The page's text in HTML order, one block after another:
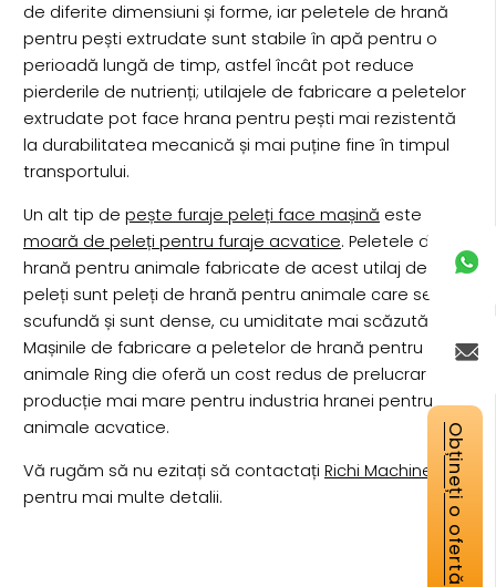
de diferite dimensiuni și forme, iar peletele de hrană
pentru pești extrudate sunt stabile în apă pentru o
perioadă lungă de timp, astfel încât pot reduce
pierderile de nutrienți; utilajele de fabricare a peletelor
extrudate pot face hrana pentru pești mai rezistentă
la durabilitatea mecanică și mai puține fine în timpul
transportului.
Un alt tip de pește furaje peleți face mașină este
moară de peleți pentru furaje acvatice. Peletele de
hrană pentru animale fabricate de acest utilaj de
peleți sunt peleți de hrană pentru animale care se
scufundă și sunt dense, cu umiditate mai scăzută.
Mașinile de fabricare a peletelor de hrană pentru
animale Ring die oferă un cost redus de prelucrare și o
producție mai mare pentru industria hranei pentru
animale acvatice.
Vă rugăm să nu ezitați să contactați Richi Machinery
pentru mai multe detalii.
Obțineți o ofertă